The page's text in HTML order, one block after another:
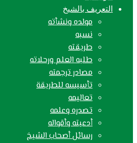
التعريف بالشيخ
مولده ونشأته
نسبه
طريقته
طلبه العلم ورحلاته
مصادر ترجمته
تأسيسه للطريقة
تعاليمه
تصدره وعلمه
أدعيته وأقواله
رسائل أصحاب الشيخ